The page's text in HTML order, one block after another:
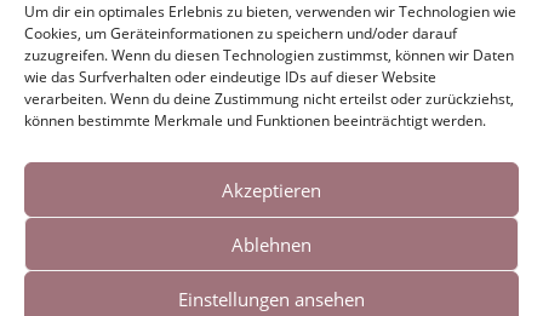
Cookies helfen uns bei der Bereitstellung
unserer Inhalte und Dienste. Durch die
weitere Nutzung der Webseite stimmen Sie
der Verwendung von Cookies zu.
Okay!
Um dir ein optimales Erlebnis zu bieten, verwenden wir Technologien wie
Cookies, um Geräteinformationen zu speichern und/oder darauf
zuzugreifen. Wenn du diesen Technologien zustimmst, können wir Daten
wie das Surfverhalten oder eindeutige IDs auf dieser Website
verarbeiten. Wenn du deine Zustimmung nicht erteilst oder zurückziehst,
können bestimmte Merkmale und Funktionen beeinträchtigt werden.
Akzeptieren
Ablehnen
Einstellungen ansehen
This entry was posted inKALENDER. Bookmark the
permalink.
Literaturfest LeseLenz
Hausach 2023
Diese Haltestelle hab ich
mir gemacht→
Impressum|Links